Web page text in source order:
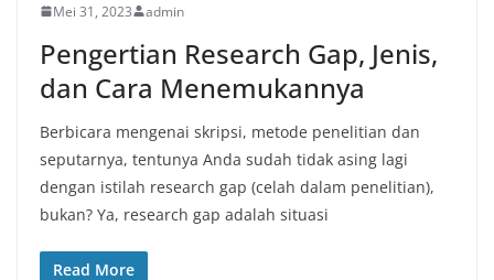
Mei 31, 2023 admin
Pengertian Research Gap, Jenis,
dan Cara Menemukannya
Berbicara mengenai skripsi, metode penelitian dan
seputarnya, tentunya Anda sudah tidak asing lagi
dengan istilah research gap (celah dalam penelitian),
bukan? Ya, research gap adalah situasi
Read More